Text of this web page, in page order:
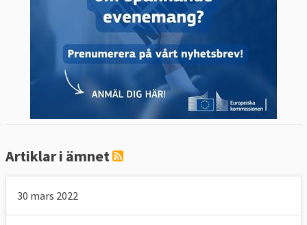
Artiklar i ämnet
30 mars 2022